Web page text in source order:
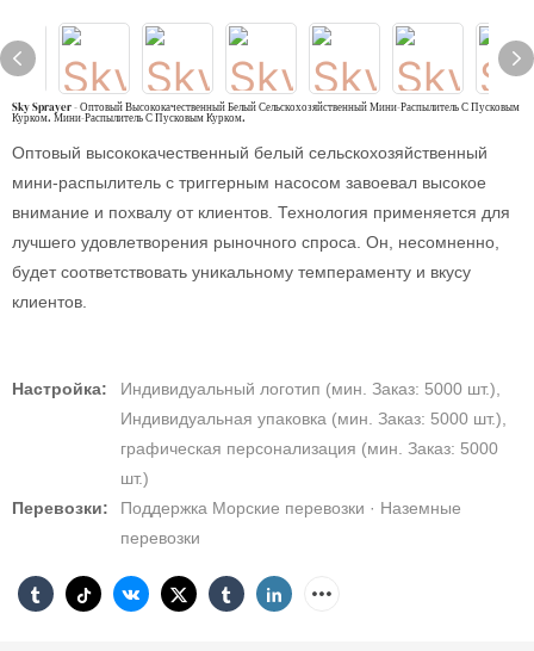
Sky Sprayer - Оптовый Высококачественный Белый Сельскохозяйственный Мини-Распылитель С Пусковым
Курком. Мини-Распылитель С Пусковым Курком.
Оптовый высококачественный белый сельскохозяйственный
мини-распылитель с триггерным насосом завоевал высокое
внимание и похвалу от клиентов. Технология применяется для
лучшего удовлетворения рыночного спроса. Он, несомненно,
будет соответствовать уникальному темпераменту и вкусу
клиентов.
Настройка:
Индивидуальный логотип (мин. Заказ: 5000 шт.),
Индивидуальная упаковка (мин. Заказ: 5000 шт.),
графическая персонализация (мин. Заказ: 5000
шт.)
Перевозки:
Поддержка Морские перевозки · Наземные
перевозки